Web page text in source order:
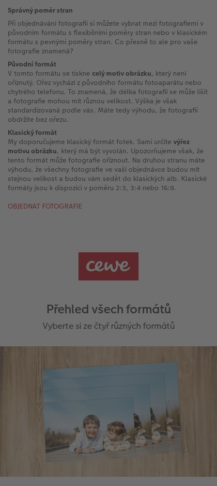
Správný poměr stran
Při objednávání fotografií si můžete vybrat mezi fotografiemi v
původním formátu s flexibilními poměry stran nebo v klasickém
formátu s pevnými poměry stran. Co přesně to ale pro vaše
fotografie znamená?
Původní formát
V tomto formátu se tiskne celý motiv obrázku, který není
oříznutý. Ořez vychází z původního formátu fotoaparátu nebo
chytrého telefonu. To znamená, že délka fotografií se může lišit
a fotografie mohou mít různou velikost. Výška je však
standardizovaná podle vás. Máte tedy výhodu, že fotografii
obdržíte bez ořezu.
Klasický formát
My doporučujeme klasický formát fotek. Sami určíte výřez
motivu obrázku, který má být vyvolán. Upozorňujeme však, že
tento formát může fotografie oříznout. Na druhou stranu máte
výhodu, že všechny fotografie ve vaší objednávce budou mít
stejnou velikost a budou vám sedět do klasických alb. Klasické
formáty jsou k dispozici v poměru 2:3, 3:4 nebo 16:9.
OBJEDNAT FOTOGRAFIE
Přehled všech formátů
Vyberte si ze čtyř různých formátů